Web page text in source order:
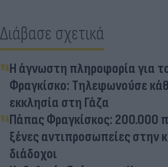
Διάβασε σχετικά
Η άγνωστη πληροφορία για
Φραγκίσκο: Τηλεφωνούσε
εκκλησία στη Γάζα
Πάπας Φραγκίσκος: 200.000
ξένες αντιπροσωπείες στην
διάδοχοι